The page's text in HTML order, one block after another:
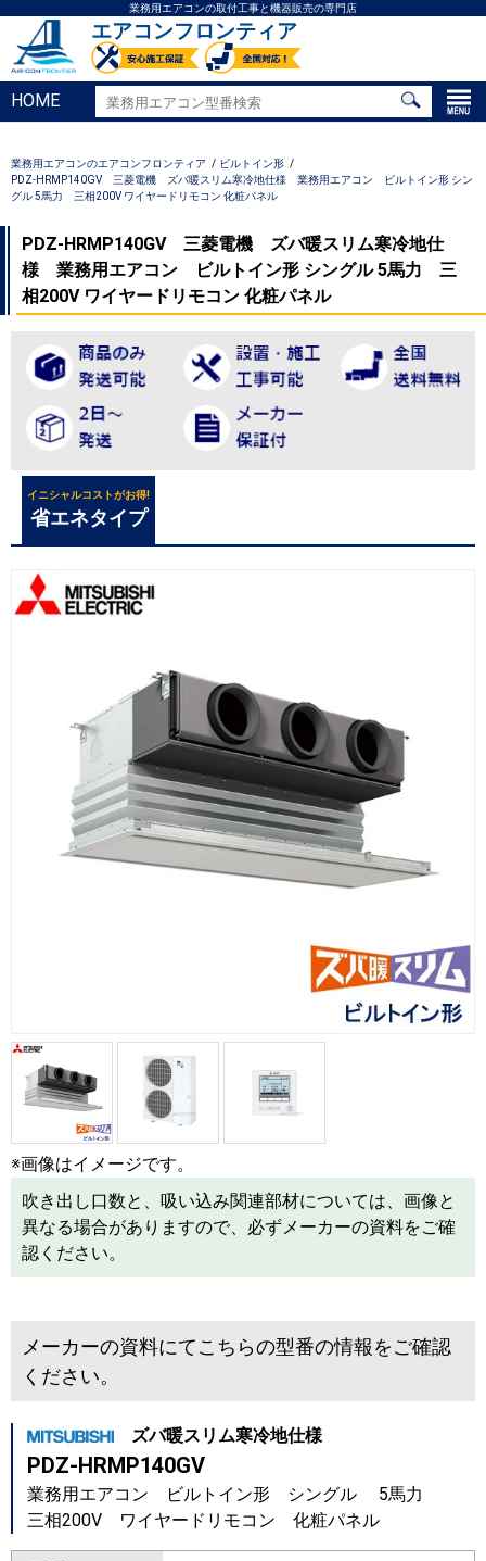
業務用エアコンの取付工事と機器販売の専門店
エアコンフロンティア
HOME
業務用エアコンのエアコンフロンティア
ビルトイン形
PDZ-HRMP140GV 三菱電機 ズバ暖スリム寒冷地仕様 業務用エアコン ビルトイン形 シン
グル 5馬力 三相200V ワイヤードリモコン 化粧パネル
PDZ-HRMP140GV 三菱電機 ズバ暖スリム寒冷地仕
様 業務用エアコン ビルトイン形 シングル 5馬力 三
相200V ワイヤードリモコン 化粧パネル
イニシャルコストがお得!
省エネタイプ
※画像はイメージです。
吹き出し口数と、吸い込み関連部材については、画像と
異なる場合がありますので、必ずメーカーの資料をご確
認ください。
メーカーの資料にてこちらの型番の情報をご確認
ください。
ズバ暖スリム寒冷地仕様
PDZ-HRMP140GV
業務用エアコン ビルトイン形 シングル 5馬力
三相200V ワイヤードリモコン 化粧パネル